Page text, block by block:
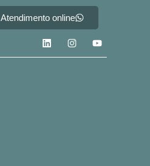
Atendimento online